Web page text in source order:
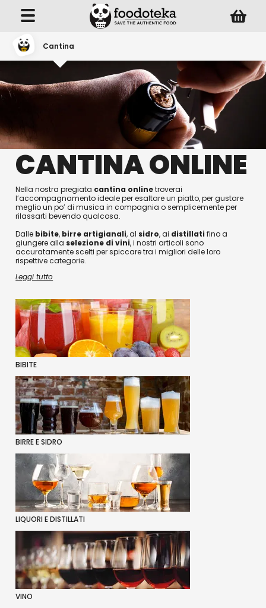
Cantina
CANTINA ONLINE
Nella nostra pregiata cantina onlinetroverai
l’accompagnamento ideale per esaltare un piatto, per gustare
meglio un po’ di musica in compagnia o semplicemente per
rilassarti bevendo qualcosa.
Dalle bibite, birre artigianali, al sidro, ai distillati fino a
giungere alla selezione di vini, i nostri articoli sono
accuratamente scelti per spiccare tra i migliori delle loro
rispettive categorie.
Leggi tutto
BIBITE
BIRRE E SIDRO
LIQUORI E DISTILLATI
VINO